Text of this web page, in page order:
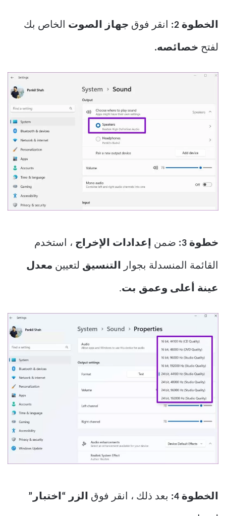
الخطوة 2: انقر فوق جهاز الصوت الخاص بك
لفتح خصائصه.
خطوة 3: ضمن إعدادات الإخراج ، استخدم
القائمة المنسدلة بجوار التنسيق لتعيين معدل
عينة أعلى وعمق بت.
الخطوة 4: بعد ذلك ، انقر فوق الزر “اختبار”